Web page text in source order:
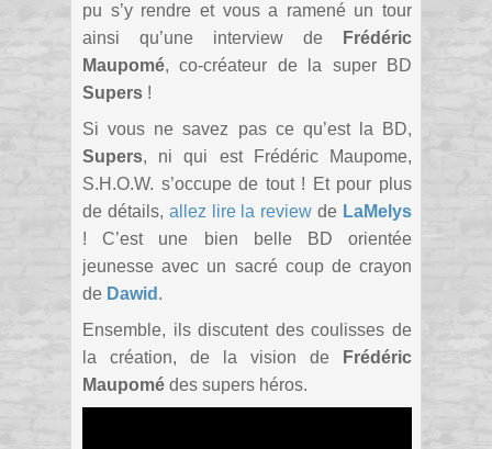
pu s’y rendre et vous a ramené un tour
ainsi qu’une interview de
Frédéric
Maupomé, co-créateur de la super BD
Supers !
Si vous ne savez pas ce qu’est la BD,
Supers, ni qui est Frédéric Maupome,
S.H.O.W. s’occupe de tout ! Et pour plus
de détails, allez lire la review de LaMelys
! C’est une bien belle BD orientée
jeunesse avec un sacré coup de crayon
de Dawid .
Ensemble, ils discutent des coulisses de
la création, de la vision de
Frédéric
Maupomé des supers héros.